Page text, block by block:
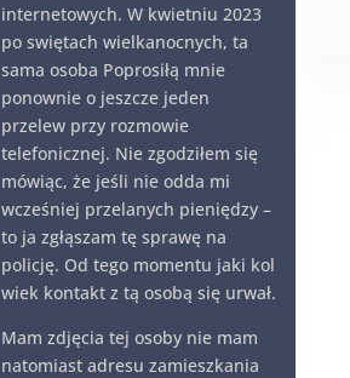
internetowych. W kwietniu 2023
po swiętach wielkanocnych, ta
sama osoba Poprosiłą mnie
ponownie o jeszcze jeden
przelew przy rozmowie
telefonicznej. Nie zgodziłem się
mówiąc, że jeśli nie odda mi
wcześniej przelanych pieniędzy –
to ja zgłąszam tę sprawę na
policję. Od tego momentu jaki kol
wiek kontakt z tą osobą się urwał.
Mam zdjęcia tej osoby nie mam
natomiast adresu zamieszkania